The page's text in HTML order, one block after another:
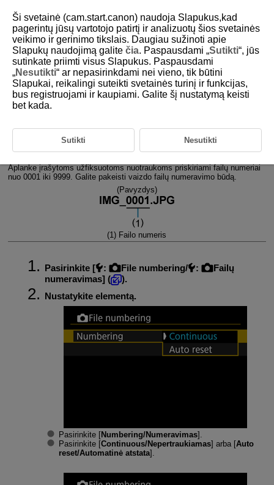
D388-203
Nuotraukų failų numeravimas
Nepertraukiamas
Automatinė atstata
Aplanke įrašytoms užfiksuotoms nuotraukoms priskiriami failų numeriai
nuo 0001 iki 9999. Galite pakeisti vaizdo failų numeravimo būdą.
(Pavyzdys)
(1) Failo numeris
Pasirinkite [ : File numbering/ :
Failų
numeravimas] (
).
Nustatykite elementą.
Pasirinkite [Numbering/Numeravimas].
Pasirinkite [Continuous/Nepertraukiamas] arba [Auto
reset/Automatinė atstata].
Ši svetainė (cam.start.canon) naudoja Slapukus,kad
pagerintų jūsų vartotojo patirtį ir analizuotų šios svetainės
veikimo ir gerinimo tikslais. Daugiau sužinoti apie
Slapukų naudojimą galite čia. Paspausdami „Sutikti“, jūs
sutinkate priimti visus Slapukus. Paspausdami
„Nesutikti“ ar nepasirinkdami nei vieno, tik būtini
Slapukai, reikalingi suteikti svetainės turinį ir funkcijas,
bus registruojami ir kaupiami. Galite šį nustatymą keisti
bet kada.
Sutikti Nesutikti